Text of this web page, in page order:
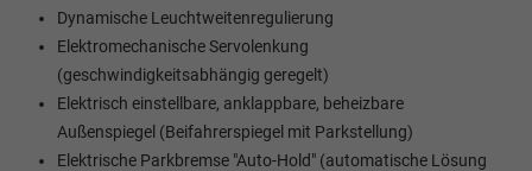
Dynamische Leuchtweitenregulierung
Elektromechanische Servolenkung
(geschwindigkeitsabhängig geregelt)
Elektrisch einstellbare, anklappbare, beheizbare
Außenspiegel (Beifahrerspiegel mit Parkstellung)
Elektrische Parkbremse "Auto-Hold" (automatische Lösung